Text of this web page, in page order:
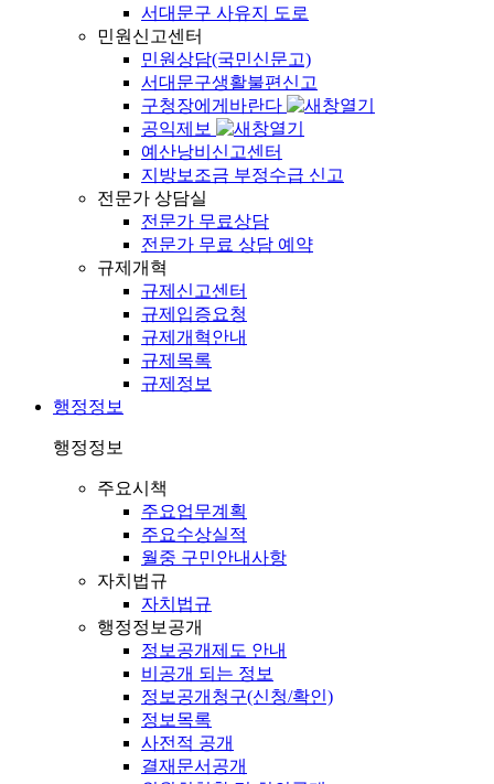
서대문구 사유지 도로
민원신고센터
민원상담(국민신문고)
서대문구생활불편신고
구청장에게바란다
공익제보
예산낭비신고센터
지방보조금 부정수급 신고
전문가 상담실
전문가 무료상담
전문가 무료 상담 예약
규제개혁
규제신고센터
규제입증요청
규제개혁안내
규제목록
규제정보
행정정보
행정정보
주요시책
주요업무계획
주요수상실적
월중 구민안내사항
자치법규
자치법규
행정정보공개
정보공개제도 안내
비공개 되는 정보
정보공개청구(신청/확인)
정보목록
사전적 공개
결재문서공개